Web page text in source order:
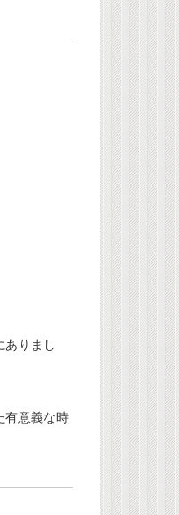
りまし
有意義な時